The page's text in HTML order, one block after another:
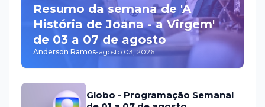
Resumo da semana de 'A
História de Joana - a Virgem'
de 03 a 07 de agosto
Anderson Ramos-agosto 03, 2026
Globo - Programação Semanal